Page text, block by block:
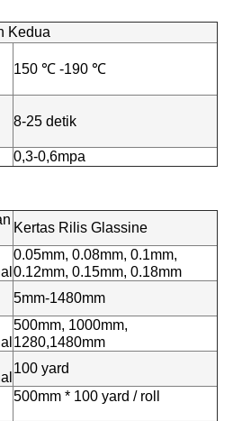
Kedua
150 ℃ -190 ℃
8-25 detik
0,3-0,6mpa
Kertas Rilis Glassine
0.05mm, 0.08mm, 0.1mm,
0.12mm, 0.15mm, 0.18mm
5mm-1480mm
500mm, 1000mm,
1280,1480mm
100 yard
500mm * 100 yard / roll